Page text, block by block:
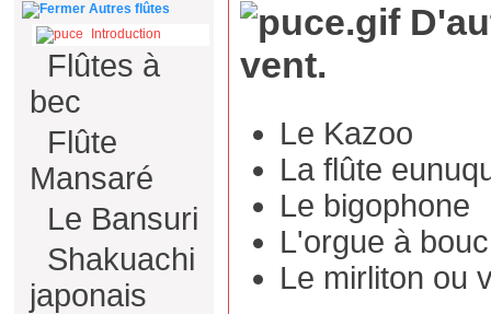
Autres flûtes
Introduction
Flûtes à
bec
Flûte
Mansaré
Le Bansuri
Shakuachi
japonais
vent.
Le Kazoo
La flûte
Le bigophone
L'orgue à
Le mirliton ou